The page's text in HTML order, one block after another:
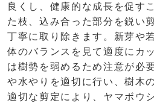
良くし、健康的な成長を促す
た枝、込み合った部分を鋭い
丁寧に取り除きます。新芽や
体のバランスを見て適度にカ
は樹勢を弱めるため注意が必
や水やりを適切に行い、樹木
適切な剪定により、ヤマボウ